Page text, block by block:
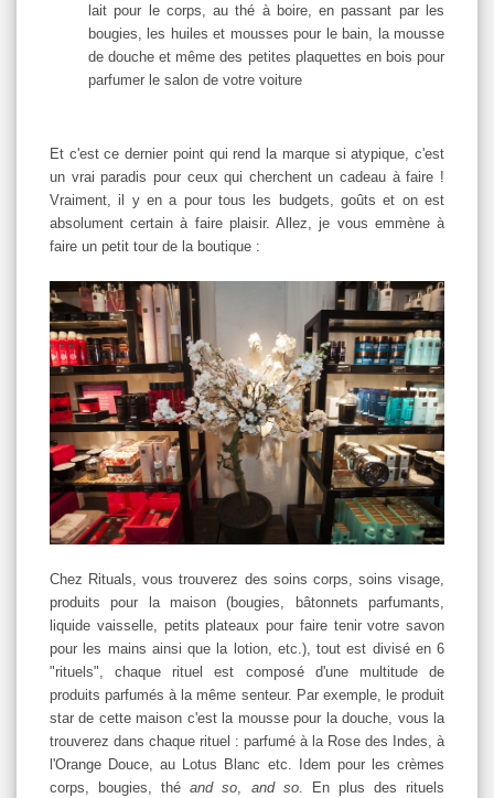
lait pour le corps, au thé à boire, en passant par les
bougies, les huiles et mousses pour le bain, la mousse
de douche et même des petites plaquettes en bois pour
parfumer le salon de votre voiture
Et c'est ce dernier point qui rend la marque si atypique, c'est
un vrai paradis pour ceux qui cherchent un cadeau à faire !
Vraiment, il y en a pour tous les budgets, goûts et on est
absolument certain à faire plaisir. Allez, je vous emmène à
faire un petit tour de la boutique :
Chez Rituals, vous trouverez des soins corps, soins visage,
produits pour la maison (bougies, bâtonnets parfumants,
liquide vaisselle, petits plateaux pour faire tenir votre savon
pour les mains ainsi que la lotion, etc.), tout est divisé en 6
"rituels", chaque rituel est composé d'une multitude de
produits parfumés à la même senteur. Par exemple, le produit
star de cette maison c'est la mousse pour la douche, vous la
trouverez dans chaque rituel : parfumé à la Rose des Indes, à
l'Orange Douce, au Lotus Blanc etc. Idem pour les crèmes
corps, bougies, thé and so and so. En plus des rituels